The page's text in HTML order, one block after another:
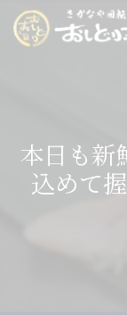
本日も新
込めて